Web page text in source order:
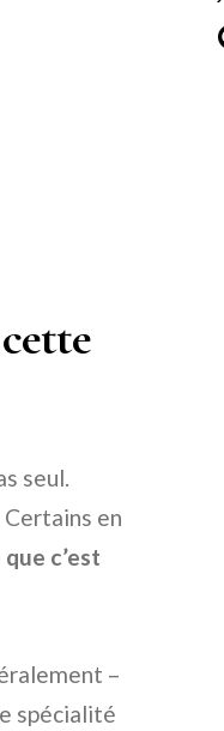
seul.
en
c’est
–
spécialité